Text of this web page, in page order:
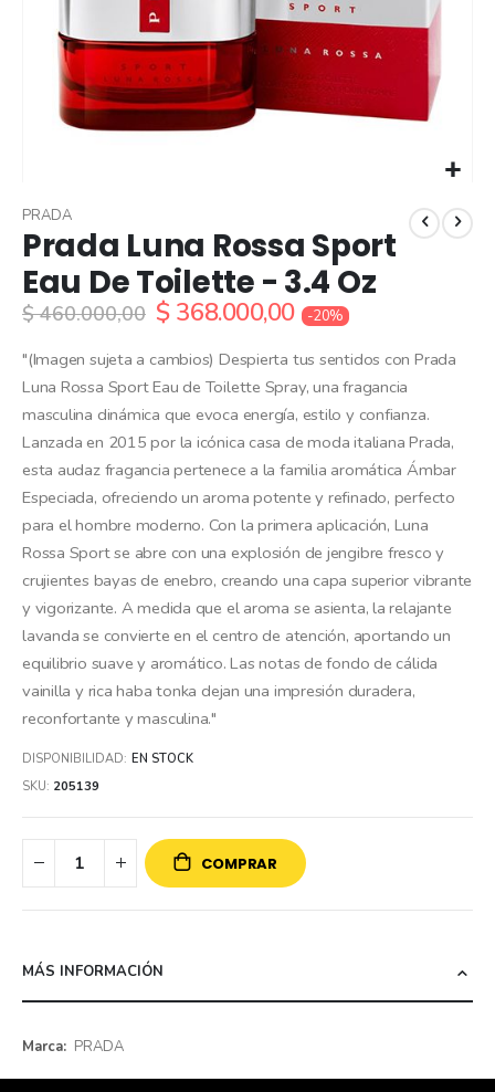
to
the
beginning
of
the
gallery
Prada Luna Rossa Sport
Eau De Toilette - 3.4 Oz
PRADA
$ 460.000,00 $ 368.000,00 -20%
"(Imagen sujeta a cambios) Despierta tus sentidos con Prada
Luna Rossa Sport Eau de Toilette Spray, una fragancia
masculina dinámica que evoca energía, estilo y confianza.
Lanzada en 2015 por la icónica casa de moda italiana Prada,
esta audaz fragancia pertenece a la familia aromática Ámbar
Especiada, ofreciendo un aroma potente y refinado, perfecto
para el hombre moderno. Con la primera aplicación, Luna
Rossa Sport se abre con una explosión de jengibre fresco y
crujientes bayas de enebro, creando una capa superior vibrante
y vigorizante. A medida que el aroma se asienta, la relajante
lavanda se convierte en el centro de atención, aportando un
equilibrio suave y aromático. Las notas de fondo de cálida
vainilla y rica haba tonka dejan una impresión duradera,
reconfortante y masculina."
DISPONIBILIDAD: EN STOCK
SKU 205139
COMPRAR
MÁS INFORMACIÓN
Más
PRADA